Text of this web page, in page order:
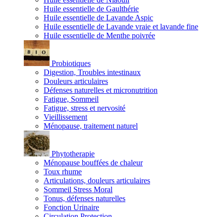
Huile essentielle de Gaulthérie
Huile essentielle de Lavande Aspic
Huile essentielle de Lavande vraie et lavande fine
Huile essentielle de Menthe poivrée
Probiotiques
Digestion, Troubles intestinaux
Douleurs articulaires
Défenses naturelles et micronutrition
Fatigue, Sommeil
Fatigue, stress et nervosité
Vieillissement
Ménopause, traitement naturel
Phytotherapie
Ménopause bouffées de chaleur
Toux rhume
Articulations, douleurs articulaires
Sommeil Stress Moral
Tonus, défenses naturelles
Fonction Urinaire